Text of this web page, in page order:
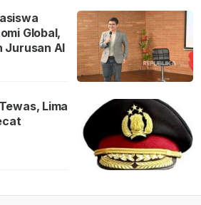
Global,
Jurusan AI
Lima